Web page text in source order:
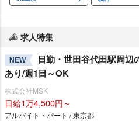
求人特集
NEW
日勤・世田谷代田駅周辺
あり/週1日～OK
株式会社MSK
日給1万4,500円～
アルバイト・パート / 東京都